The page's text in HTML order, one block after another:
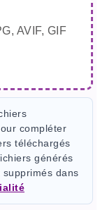
AVIF, GIF
compléter
téléchargés
générés
dans